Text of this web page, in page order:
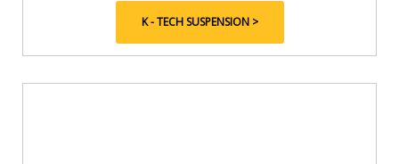
K - TECH SUSPENSION >